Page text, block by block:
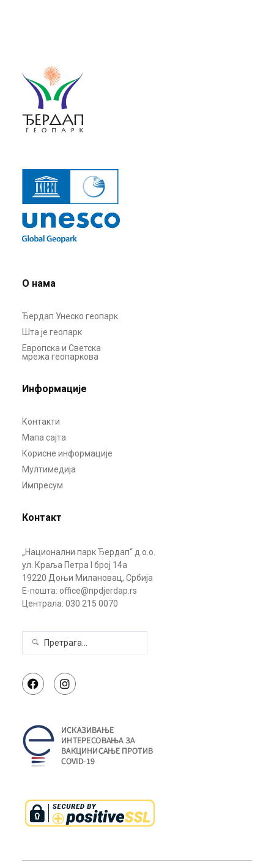
О нама
Ђердап Унеско геопарк
Шта је геопарк
Европска и Светска
мрежа геопаркова
Информације
Контакти
Мапа сајта
Корисне информације
Мултимедија
Импресум
Контакт
„Национални парк Ђердап“ д.о.о.
ул. Краља Петра I број 14а
19220 Доњи Милановац, Србија
Е-пошта: office@npdjerdap.rs
Централа: 030 215 0070